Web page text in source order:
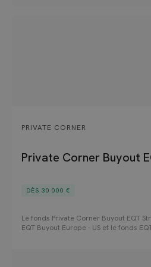
PRIVATE CORNER
Private Corner Buyout
DÈS 30 000 €
Le fonds Private Corner Buyout EQT
EQT Buyout Europe - US et le fonds